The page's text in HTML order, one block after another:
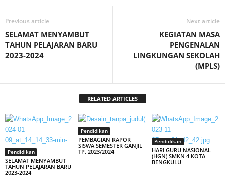
Previous article
SELAMAT MENYAMBUT
TAHUN PELAJARAN BARU
2023-2024
Next article
KEGIATAN MASA
PENGENALAN
LINGKUNGAN SEKOLAH
(MPLS)
RELATED ARTICLES
Pendidikan
SELAMAT MENYAMBUT
TAHUN PELAJARAN BARU
2023-2024
Pendidikan
PEMBAGIAN RAPOR
SISWA SEMESTER GANJIL
TP. 2023/2024
Pendidikan
HARI GURU NASIONAL
(HGN) SMKN 4 KOTA
BENGKULU